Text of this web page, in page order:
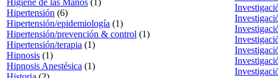
Hipertensión (6)
Hipertensión/epidemiología (1)
Hipertensión/prevención & control (1)
Hipertensión/terapia (1)
Hipnosis (1)
Hipnosis Anestésica (1)